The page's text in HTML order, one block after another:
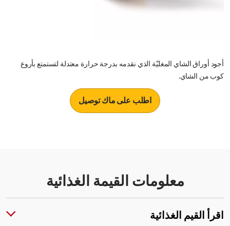
أجود أوراق الشاي المغليّة الذي نقدمه بدرجة حرارة معتدلة لتستمتع بأروع
كوب من الشاي.
اطلب على ماك توصيل
معلومات القيمة الغذائية
اقرأ القيم الغذائية